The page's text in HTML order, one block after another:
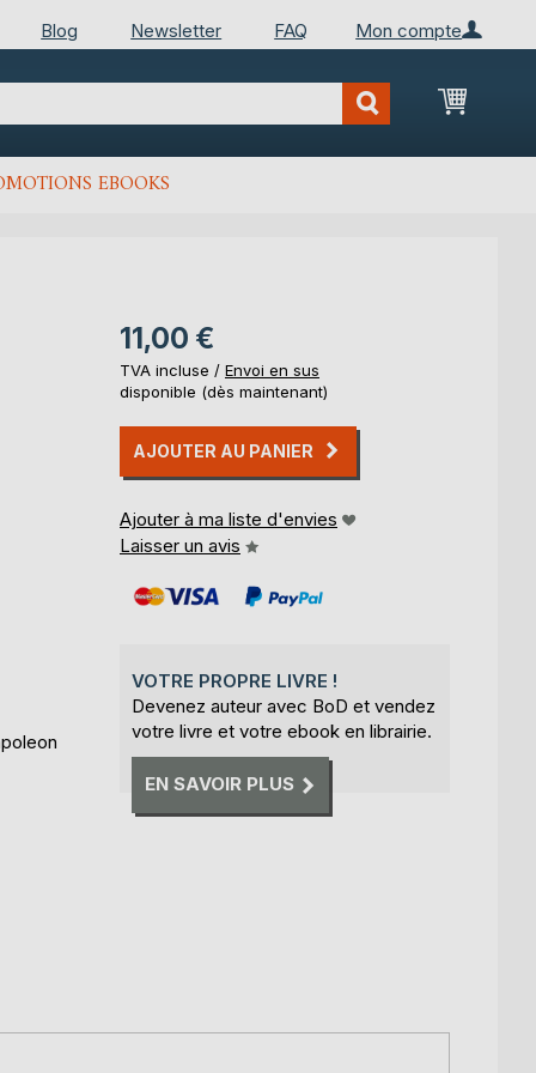
Mon compte
Blog Newsletter FAQ
Mon
EBOOKS
11,00 €
TVA incluse / Envoi en sus
disponible (dès maintenant)
AJOUTER AU PANIER
Ajouter à ma liste d'envies
Laisser un avis
VOTRE PROPRE LIVRE !
Devenez auteur avec BoD et vendez
votre livre et votre ebook en librairie.
EN SAVOIR PLUS